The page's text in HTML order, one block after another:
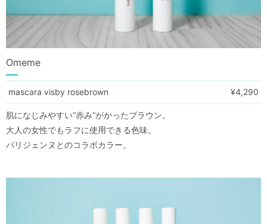
Omeme
mascara visby rosebrown ¥4,290
肌になじみやすい”赤み”がかったブラウン。
大人の女性でもラフに使用できる色味。
パリジェンヌとのコラボカラー。